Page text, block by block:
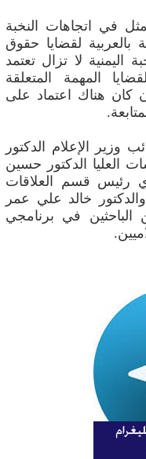
في اتجاهات النخبة
بالعربية لقضايا حقوق
اليمنية لا تزال تعتمد
المهمة المتعلقة
كان هناك اعتماد على
وزير الإعلام الدكتور
العليا الدكتور حسين
رئيس قسم العلاقات
خالد علي عمر
في برنامجي